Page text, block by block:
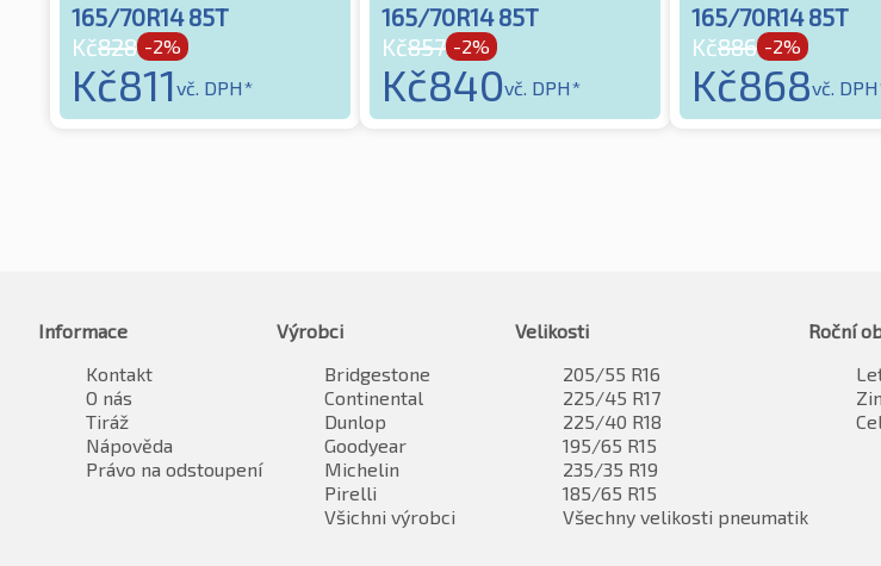
165/70R14 85T
Kč828 -2%
Kč811vč. DPH*
165/70R14 85T
Kč857 -2%
Kč840vč. DPH*
165/70R14 85T
Kč886 -2%
Kč868vč.
Informace
Kontakt
O nás
Tiráž
Nápověda
Právo na odstoupení
Výrobci
Bridgestone
Continental
Dunlop
Goodyear
Michelin
Pirelli
Všichni výrobci
Velikosti
205/55 R16
225/45 R17
225/40 R18
195/65 R15
235/35 R19
185/65 R15
Všechny velikosti pneumatik
Roční